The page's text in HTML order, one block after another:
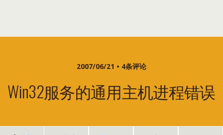
2007/06/21 • 4条评论
Win32服务的通用主机进程错误